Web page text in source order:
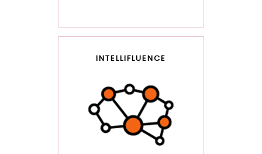
INTELLIFLUENCE